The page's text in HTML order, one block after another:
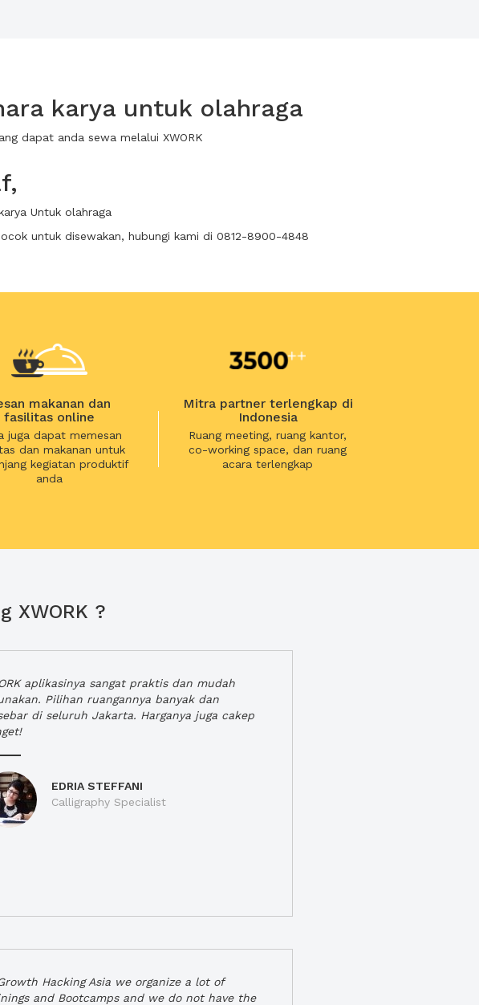
karya untuk olahraga
dapat anda sewa melalui XWORK
Untuk olahraga
untuk disewakan, hubungi kami di 0812-8900-4848
makanan dan
fasilitas online
juga dapat memesan
dan makanan untuk
kegiatan produktif
anda
Mitra partner terlengkap di
Indonesia
Ruang meeting, ruang kantor,
co-working space, dan ruang
acara terlengkap
XWORK ?
aplikasinya sangat praktis dan mudah
Pilihan ruangannya banyak dan
di seluruh Jakarta. Harganya juga cakep
EDRIA STEFFANI
Calligraphy Specialist
Hacking Asia we organize a lot of
and Bootcamps and we do not have the